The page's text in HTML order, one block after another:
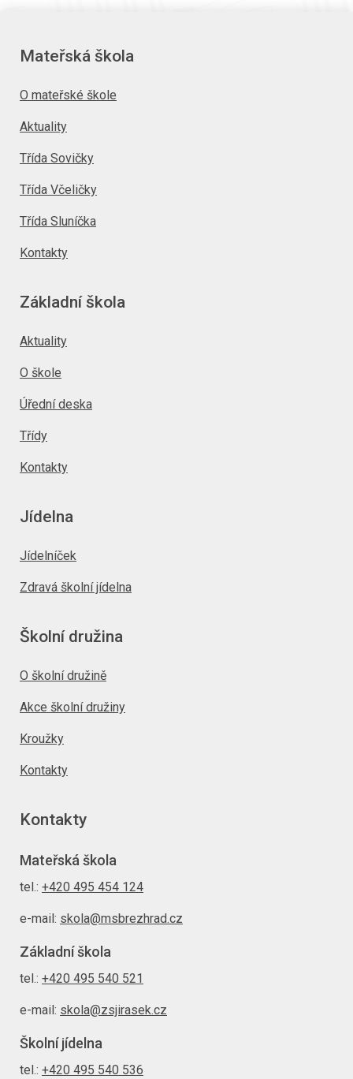
Mateřská škola
O mateřské škole
Aktuality
Třída Sovičky
Třída Včeličky
Třída Sluníčka
Kontakty
Základní škola
Aktuality
O škole
Úřední deska
Třídy
Kontakty
Jídelna
Jídelníček
Zdravá školní jídelna
Školní družina
O školní družině
Akce školní družiny
Kroužky
Kontakty
Kontakty
Mateřská škola
tel.: +420 495 454 124
e-mail: skola@msbrezhrad.cz
Základní škola
tel.: +420 495 540 521
e-mail: skola@zsjirasek.cz
Školní jídelna
tel.: +420 495 540 536